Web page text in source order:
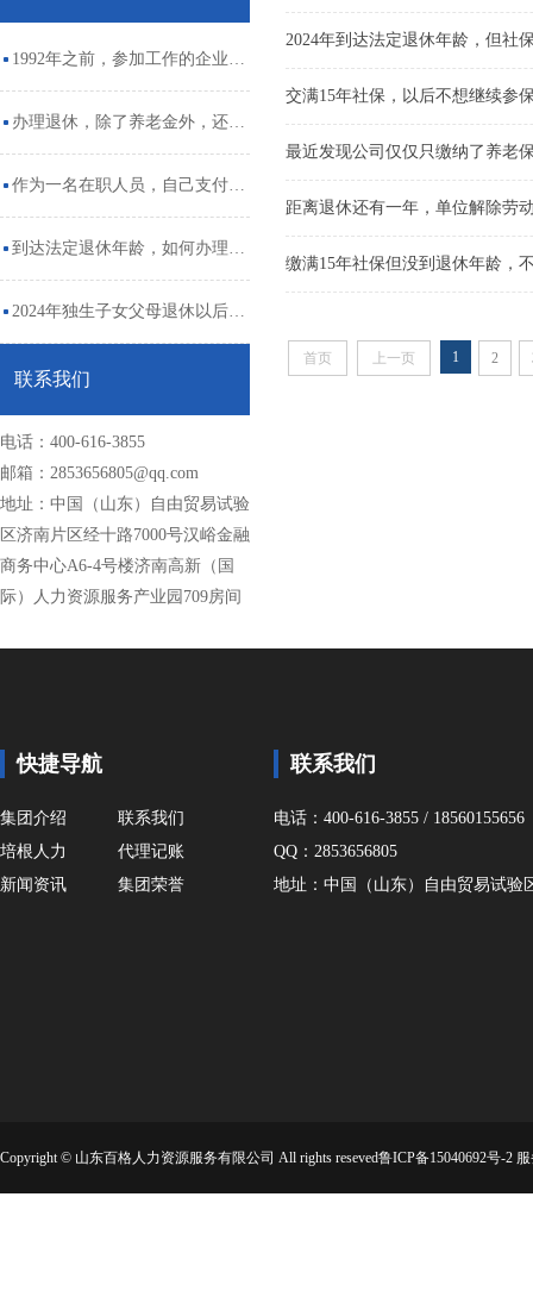
1992年之前，参加工作的企业单
位临时工，有没有视同工龄呢？
办理退休，除了养老金外，还有
这几笔钱可以一次性领取
作为一名在职人员，自己支付单
位的社保缴费，划算吗？
到达法定退休年龄，如何办理医
保退休手续呢？
2024年独生子女父母退休以后，
每月独生子女补贴有多少钱？来
看看
联系我们
电话：400-616-3855
邮箱：2853656805@qq.com
地址：中国（山东）自由贸易试验
区济南片区经十路7000号汉峪金融
商务中心A6-4号楼济南高新（国
际）人力资源服务产业园709房间
2024年到达法定退休年龄，但社
交满15年社保，以后不想继续参
最近发现公司仅仅只缴纳了养老
距离退休还有一年，单位解除劳
缴满15年社保但没到退休年龄，
首页 上一页 1 2
快捷导航
集团介绍
联系我们
培根人力
代理记账
新闻资讯
集团荣誉
联系我们
电话：400-616-3855 / 18560155656
QQ：2853656805
地址：中国（山东）自由贸易试验
Copyright © 山东百格人力资源服务有限公司 All rights reseved鲁ICP备15040692号-2